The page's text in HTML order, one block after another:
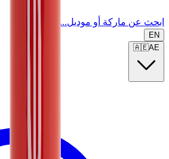
ابحث عن ماركة أو موديل...
EN
🇦🇪AE